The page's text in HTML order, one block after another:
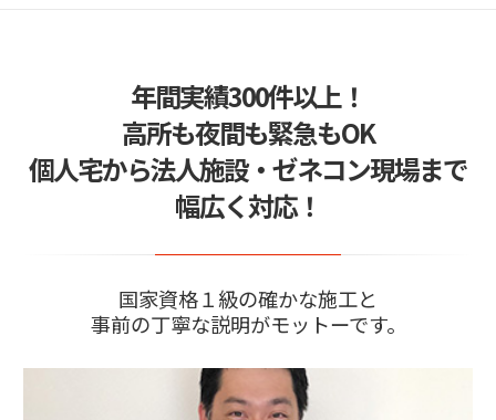
窓ガラスフィルムの疑問質問を24時間365日サポ
ート
2024/04/02
ガラスが割れる震度は身動きとれない！できるこ
とは事前の対策…
2026/04/08
年間実績300件以上！
高所も夜間も緊急もOK
個人宅から法人施設・ゼネコン現場まで
幅広く対応！
国家資格１級の確かな施工と
事前の丁寧な説明がモットーです。